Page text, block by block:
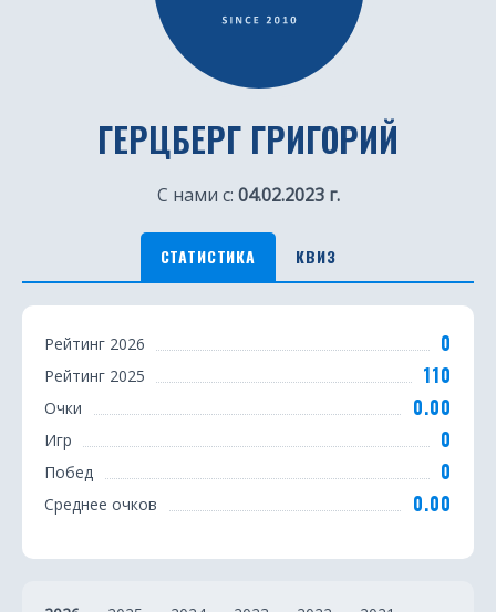
ГЕРЦБЕРГ ГРИГОРИЙ
С нами с: 04.02.2023 г.
СТАТИСТИКА КВИЗ
С
т
Рейтинг 2026 0
Рейтинг 2025 110
Очки 0.00
Игр 0
Побед 0
Среднее очков 0.00